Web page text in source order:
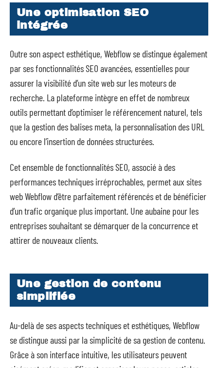
Une optimisation SEO
intégrée
Outre son aspect esthétique, Webflow se distingue également
par ses fonctionnalités SEO avancées, essentielles pour
assurer la visibilité d’un site web sur les moteurs de
recherche. La plateforme intègre en effet de nombreux
outils permettant d’optimiser le référencement naturel, tels
que la gestion des balises meta, la personnalisation des URL
ou encore l’insertion de données structurées.
Cet ensemble de fonctionnalités SEO, associé à des
performances techniques irréprochables, permet aux sites
web Webflow d’être parfaitement référencés et de bénéficier
d’un trafic organique plus important. Une aubaine pour les
entreprises souhaitant se démarquer de la concurrence et
attirer de nouveaux clients.
Une gestion de contenu
simplifiée
Au-delà de ses aspects techniques et esthétiques, Webflow
se distingue aussi par la simplicité de sa gestion de contenu.
Grâce à son interface intuitive, les utilisateurs peuvent